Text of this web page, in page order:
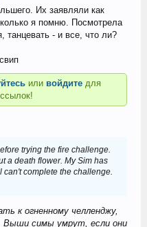
Их заявляли как
я помню. Посмотрела
- и все, что ли?
или войдите для
trying the fire challenge.
a death flower. My Sim has
can't complete the challenge.
к огненному челленджу,
Выши симы умрут, если они